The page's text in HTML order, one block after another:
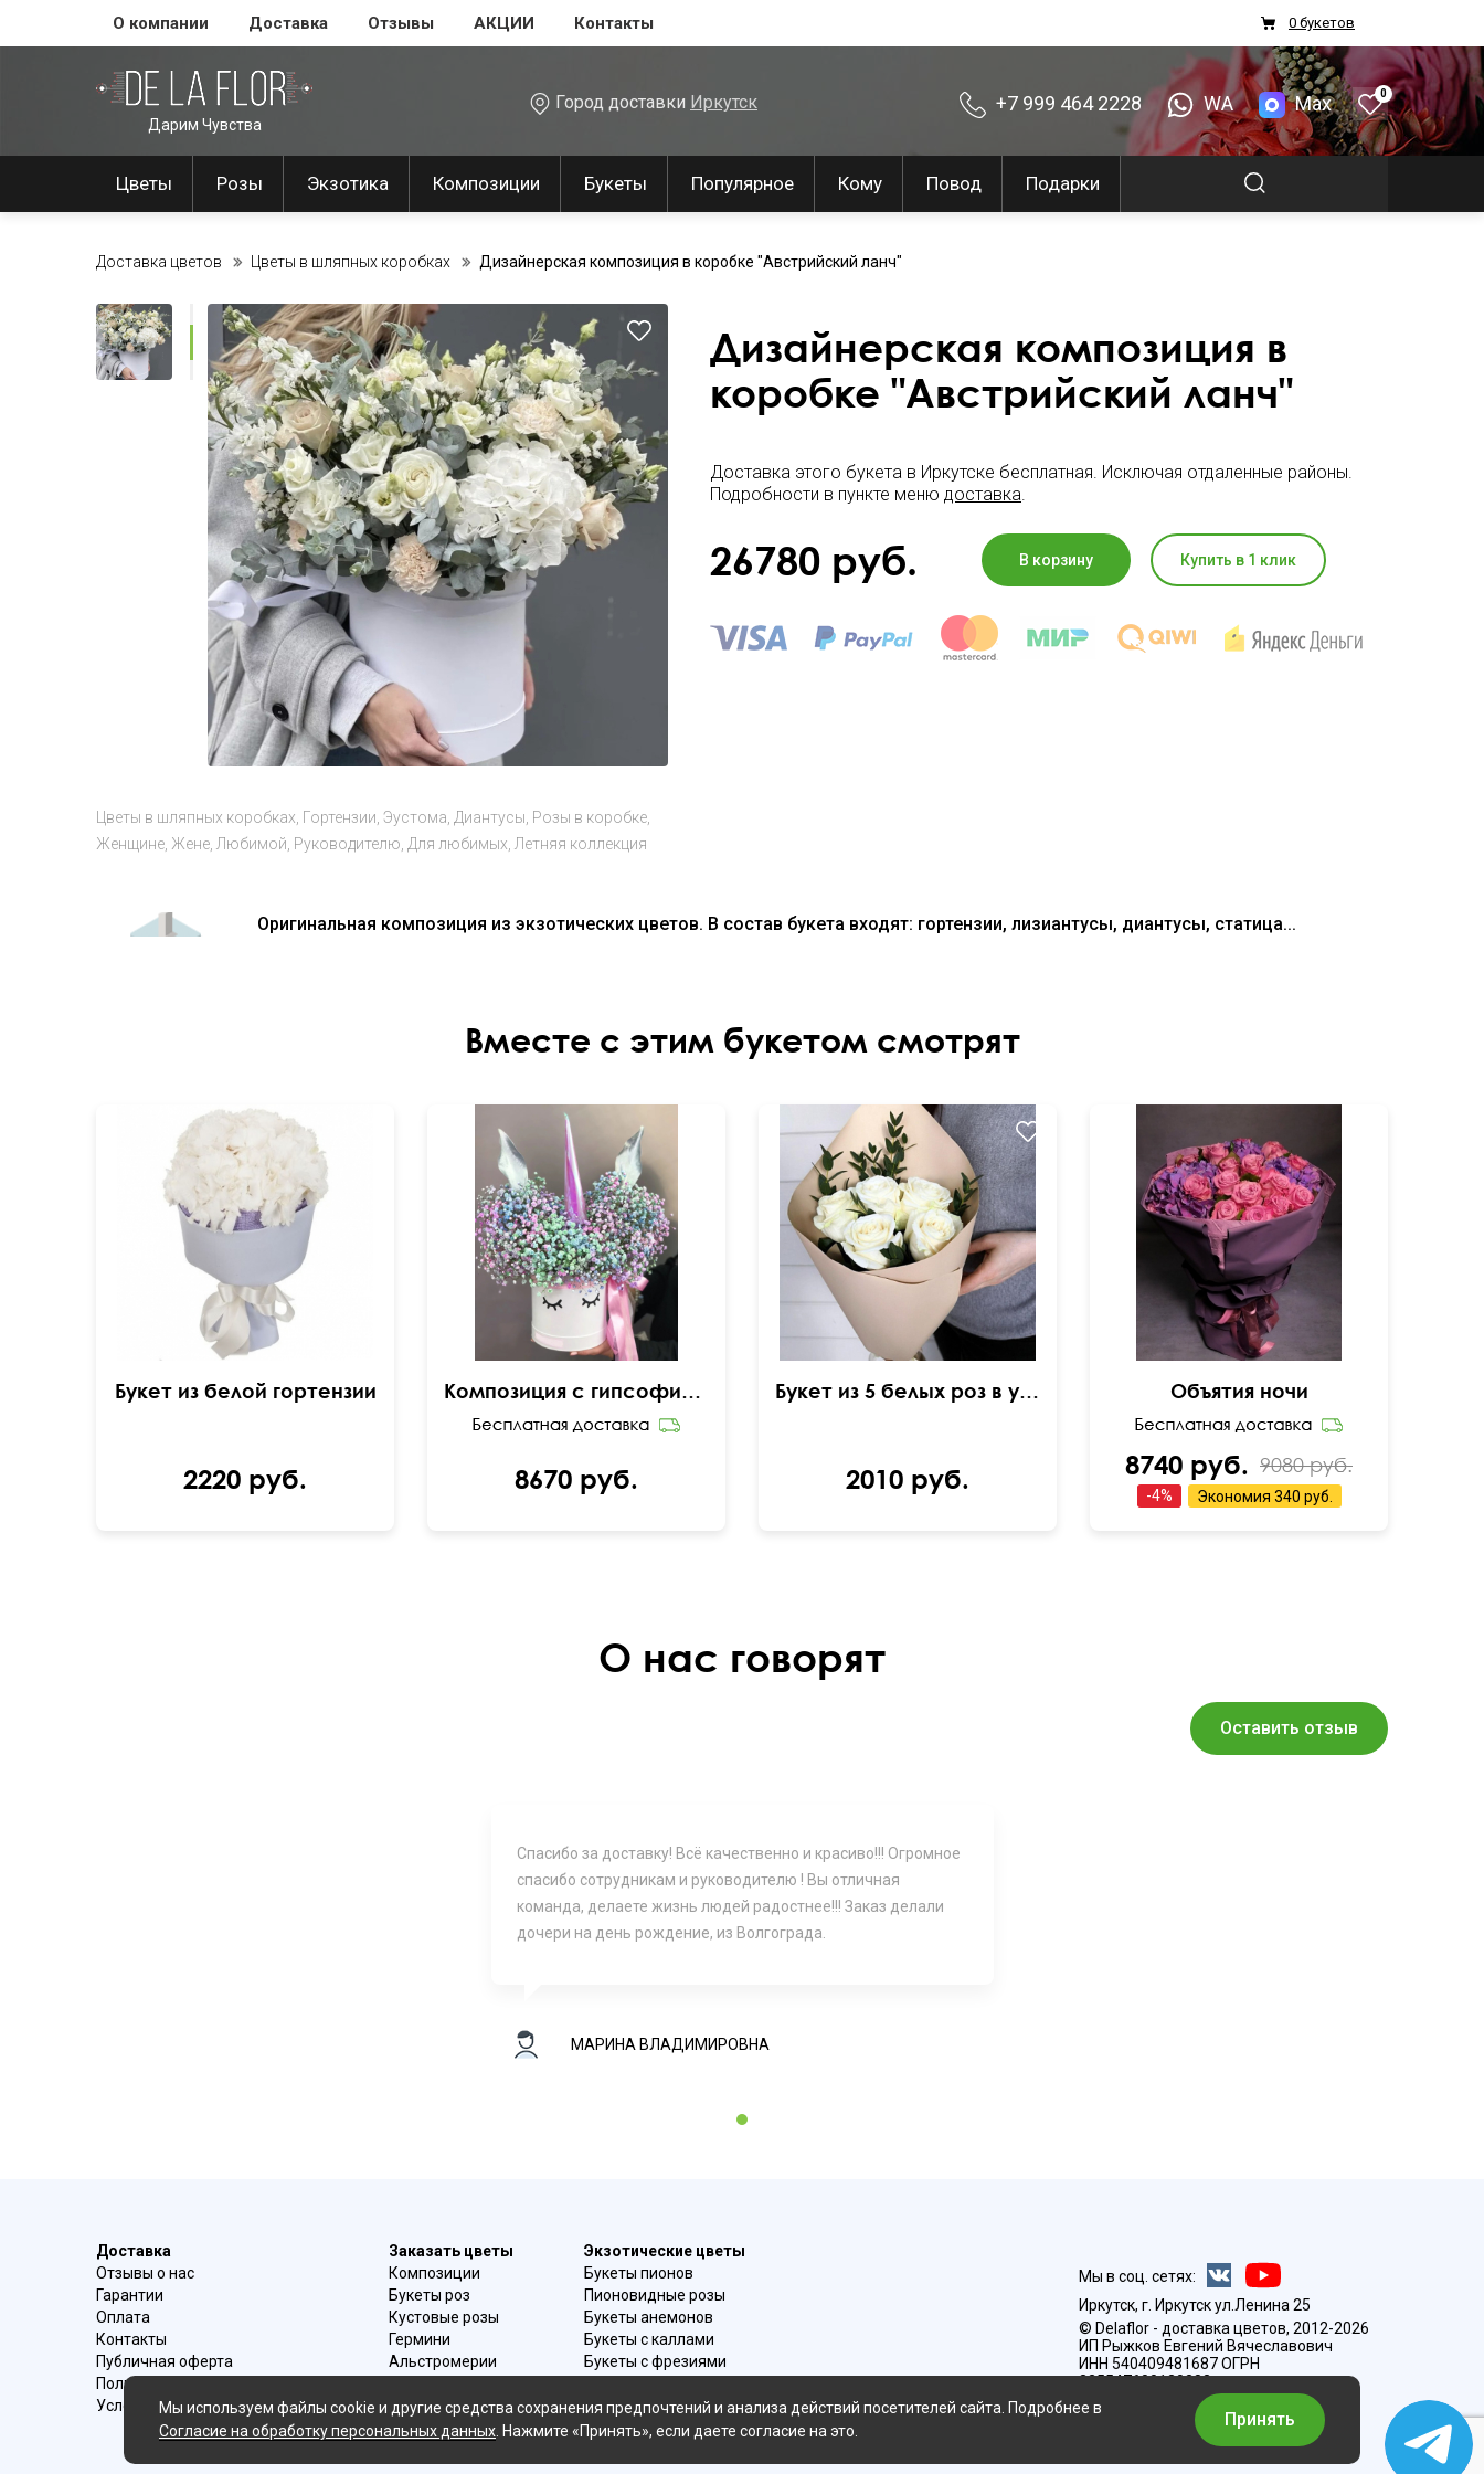
О компании Доставка Отзывы АКЦИИ Контакты 0 букетов
Дарим Чувства
Город доставки Иркутск +7 999 464 2228 WA Max 0
Цветы Розы Экзотика Композиции Букеты Популярное Кому Повод Подарки
Доставка цветов Цветы в шляпных коробках Дизайнерская композиция в коробке "Австрийский ланч"
Цветы в шляпных коробках Гортензии Эустома Диантусы Розы в коробке
Женщине Жене Любимой Руководителю Для любимых Летняя коллекция
Дизайнерская композиция в
коробке "Австрийский ланч"
Доставка этого букета в Иркутске бесплатная. Исключая отдаленные районы.
Подробности в пункте меню доставка.
26780 руб. В корзину Купить в 1 клик
Оригинальная композиция из экзотических цветов. В состав букета входят: гортензии, лизиантусы, диантусы, статица...
Вместе с этим букетом смотрят
Букет из белой гортензии
2220 руб.
Композиция с гипсофилой "Детская"
8670 руб.
Букет из 5 белых роз в упаковке
2010 руб.
Объятия ночи
8740 руб. 9080 руб.
-4% Экономия 340 руб.
О нас говорят
Оставить отзыв
Спасибо за доставку! Всё качественно и красиво!!! Огромное
спасибо сотрудникам и руководителю ! Вы отличная
команда, делаете жизнь людей радостнее!!! Заказ делали
дочери на день рождение, из Волгограда.
МАРИНА ВЛАДИМИРОВНА
Доставка
Отзывы о нас
Гарантии
Оплата
Контакты
Публичная оферта
Политика конфиденциальности
Условия возврата
Заказать цветы
Композиции
Букеты роз
Кустовые розы
Гермини
Альстромерии
Букеты с эустомой
Ромашки
Экзотические цветы
Букеты пионов
Пионовидные розы
Букеты анемонов
Букеты с каллами
Букеты с фрезиями
Лаванда
Гиацинты
Мы в соц. сетях:
Иркутск, г. Иркутск ул.Ленина 25
© Delaflor - доставка цветов, 2012-2026
ИП Рыжков Евгений Вячеславович
ИНН 540409481687 ОГРН
325547600130383
Мы используем файлы cookie и другие средства сохранения предпочтений и анализа действий посетителей сайта. Подробнее в
Согласие на обработку персональных данных . Нажмите «Принять», если даете согласие на это.
Принять